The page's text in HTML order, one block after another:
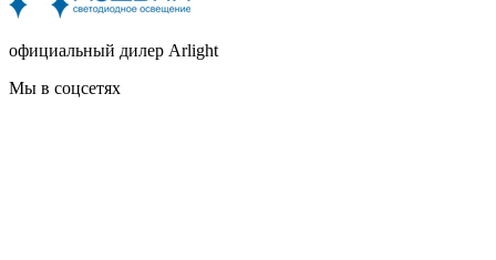
официальный дилер Arlight
Мы в соцсетях